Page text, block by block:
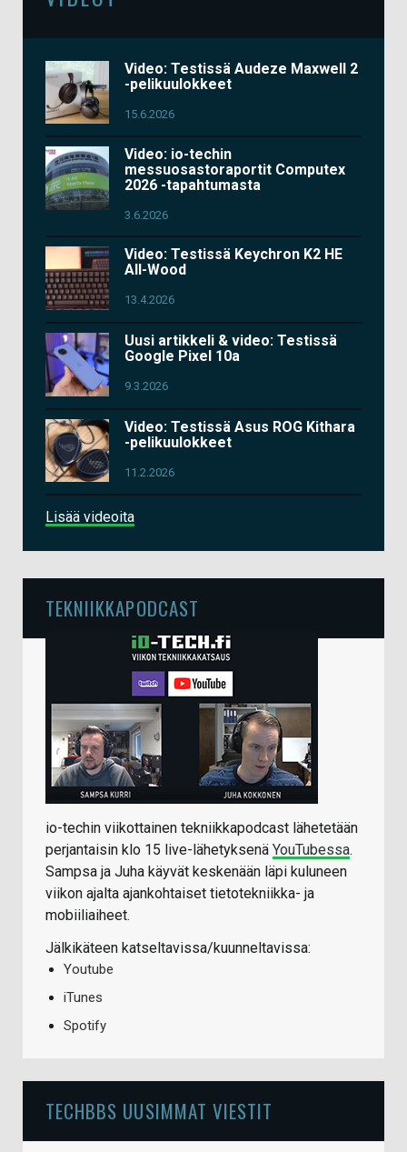
Video: Testissä Audeze Maxwell 2
-pelikuulokkeet
15.6.2026
Video: io-techin
messuosastoraportit Computex
2026 -tapahtumasta
3.6.2026
Video: Testissä Keychron K2 HE
All-Wood
13.4.2026
Uusi artikkeli & video: Testissä
Google Pixel 10a
9.3.2026
Video: Testissä Asus ROG Kithara
-pelikuulokkeet
11.2.2026
Lisää videoita
TEKNIIKKAPODCAST
io-techin viikottainen tekniikkapodcast lähetetään
perjantaisin klo 15 live-lähetyksenä YouTubessa.
Sampsa ja Juha käyvät keskenään läpi kuluneen
viikon ajalta ajankohtaiset tietotekniikka- ja
mobiiliaiheet.
Jälkikäteen katseltavissa/kuunneltavissa:
Youtube
iTunes
Spotify
TECHBBS UUSIMMAT VIESTIT